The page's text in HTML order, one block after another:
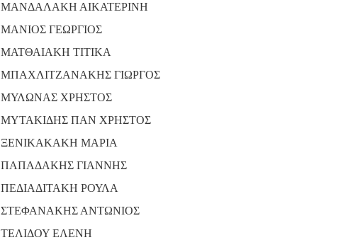
ΜΑΝΔΑΛΑΚΗ ΑΙΚΑΤΕΡΙΝΗ
ΜΑΝΙΟΣ ΓΕΩΡΓΙΟΣ
ΜΑΤΘΑΙΑΚΗ ΤΙΤΙΚΑ
ΜΠΑΧΛΙΤΖΑΝΑΚΗΣ ΓΙΩΡΓΟΣ
ΜΥΛΩΝΑΣ ΧΡΗΣΤΟΣ
ΜΥΤΑΚΙΔΗΣ ΠΑΝ ΧΡΗΣΤΟΣ
ΞΕΝΙΚΑΚΑΚΗ ΜΑΡΙΑ
ΠΑΠΑΔΑΚΗΣ ΓΙΑΝΝΗΣ
ΠΕΔΙΑΔΙΤΑΚΗ ΡΟΥΛΑ
ΣΤΕΦΑΝΑΚΗΣ ΑΝΤΩΝΙΟΣ
ΤΕΛΙΔΟΥ ΕΛΕΝΗ